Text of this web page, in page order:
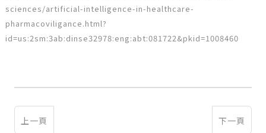
sciences/artificial-intelligence-in-healthcare-
pharmacoviligance.html?
id=us:2sm:3ab:dinse32978:eng:abt:081722&pkid=1008460
上一頁 下一頁